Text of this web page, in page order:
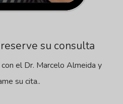
su consulta
el Dr. Marcelo Almeida y
su cita..